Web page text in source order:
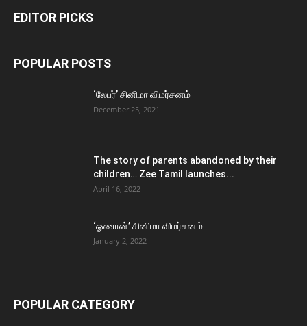
EDITOR PICKS
POPULAR POSTS
‘லேபர்’ சினிமா விமர்சனம்
December 25, 2021
The story of parents abandoned by their
children… Zee Tamil launches...
April 16, 2022
‘ஓணான்’ சினிமா விமர்சனம்
January 2, 2022
POPULAR CATEGORY